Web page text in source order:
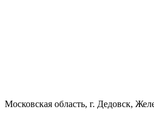
Московская область, г. Дедовск,